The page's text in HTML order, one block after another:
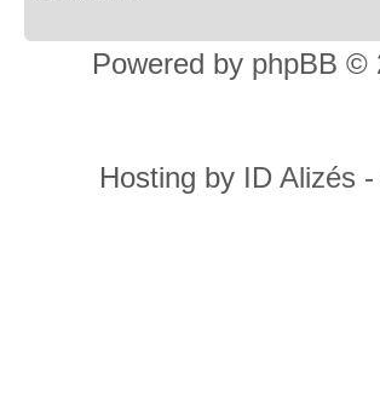
Powered by phpBB ©
Hosting by ID Alizés